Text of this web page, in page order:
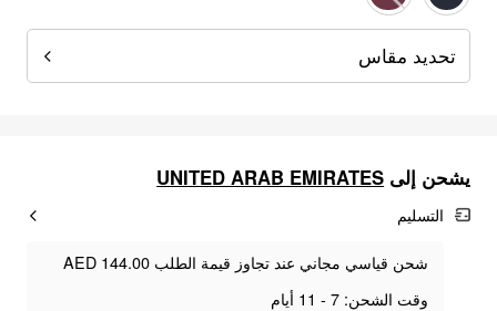
تحديد مقاس
يشحن إلى UNITED ARAB EMIRATES
التسليم
شحن قياسي مجاني عند تجاوز قيمة الطلب AED 144.00
وقت الشحن: 7 - 11 أيام